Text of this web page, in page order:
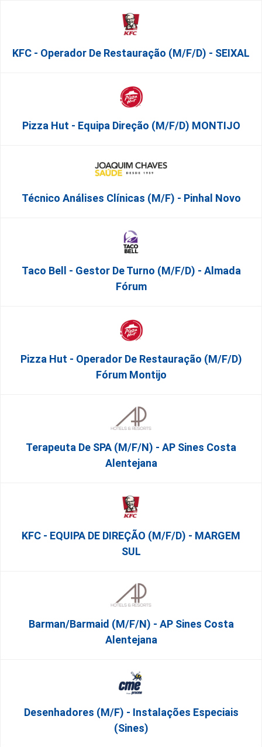
KFC - Operador De Restauração (m/f/d) - SEIXAL
Pizza Hut - Equipa Direção (m/f/d) MONTIJO
Técnico Análises Clínicas (M/F) - Pinhal Novo
Taco Bell - Gestor De Turno (m/f/d) - Almada
Fórum
Pizza Hut - Operador De Restauração (m/f/d)
Fórum Montijo
Terapeuta De SPA (M/F/N) - AP Sines Costa
Alentejana
KFC - EQUIPA DE DIREÇÃO (m/f/d) - MARGEM
SUL
Barman/Barmaid (M/F/N) - AP Sines Costa
Alentejana
Desenhadores (m/f) - Instalações Especiais
(Sines)